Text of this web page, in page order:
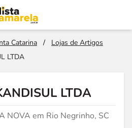
Catarina /
Lojas de Artigos
LTDA
LTDA
NOVA em Rio Negrinho, SC